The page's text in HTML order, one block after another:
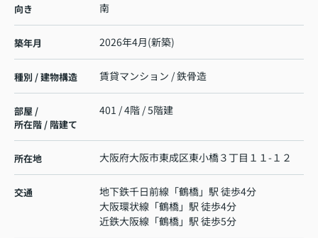
向き 南
築年月 2026年4月(新築)
種別 / 建物構造 賃貸マンション / 鉄骨造
部屋 /
所在階 / 階建て
401 / 4階 / 5階建
所在地 大阪府大阪市東成区東小橋３丁目１１-１２
交通 地下鉄千日前線 「鶴橋」駅 徒歩4分
大阪環状線 「鶴橋」駅 徒歩4分
近鉄大阪線 「鶴橋」駅 徒歩5分